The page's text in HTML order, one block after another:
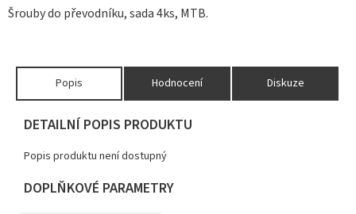
Šrouby do převodníku, sada 4ks, MTB.
Popis Hodnocení Diskuze
DETAILNÍ POPIS PRODUKTU
Popis produktu není dostupný
DOPLŇKOVÉ PARAMETRY